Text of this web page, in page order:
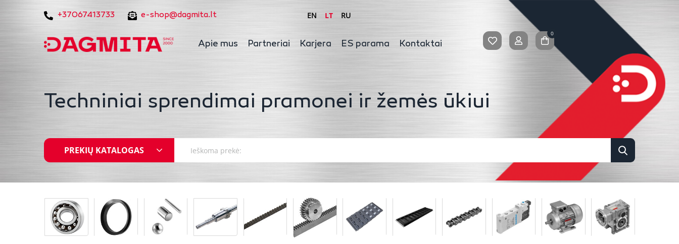
+37067413733 e-shop@dagmita.lt EN LT RU
Apie mus Partneriai Karjera ES parama Kontaktai
0
Techniniai sprendimai pramonei ir žemės ūkiui
PREKIŲ KATALOGAS